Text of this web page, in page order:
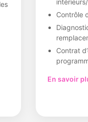
Contrôle
Contrat
En savoir